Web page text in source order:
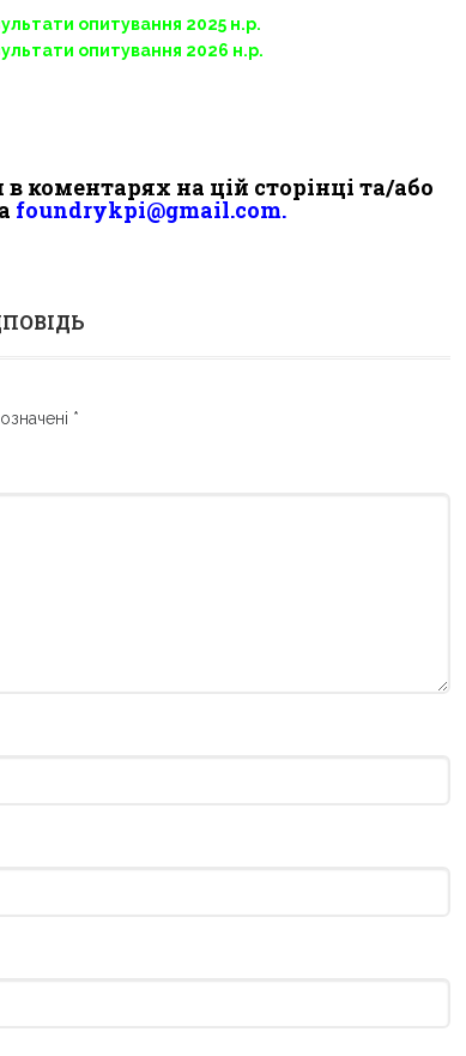
опитування 2025 н.р.
опитування 2026 н.р.
коментарях на цій сторінці та/або
foundrykpi@gmail.com.
*